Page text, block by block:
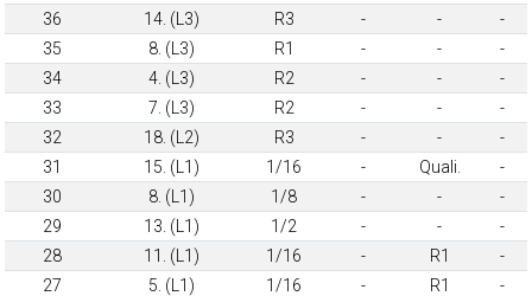
36
14. (L3) R3 - -
-
35
8. (L3) R1 - -
-
34
4. (L3) R2 - -
-
33
7. (L3) R2 - -
-
32
18. (L2) R3 - -
-
31
15. (L1) 1/16 - Quali.
-
30
8. (L1) 1/8 - -
-
29
13. (L1) 1/2 - -
-
28
11. (L1) 1/16 - R1
-
27
5. (L1) 1/16 - R1
-